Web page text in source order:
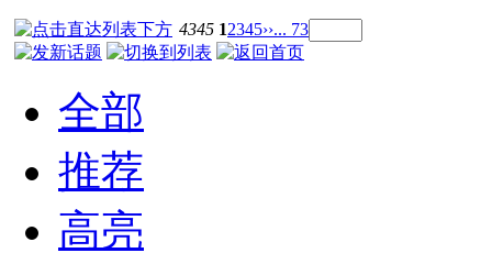
4345 12345››... 73
全部
推荐
高亮